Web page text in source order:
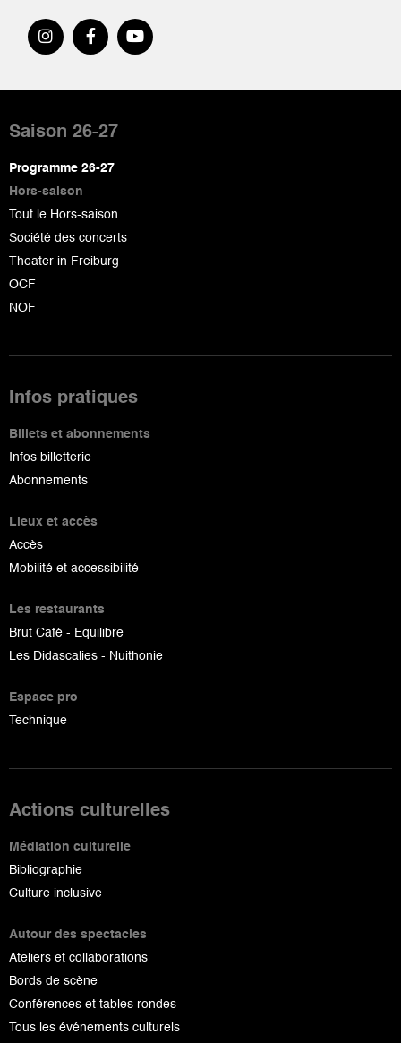
de
page
Saison 26-27
Programme 26-27
Hors-saison
Tout le Hors-saison
Société des concerts
Theater in Freiburg
OCF
NOF
Infos pratiques
Billets et abonnements
Infos billetterie
Abonnements
Lieux et accès
Accès
Mobilité et accessibilité
Les restaurants
Brut Café - Equilibre
Les Didascalies - Nuithonie
Espace pro
Technique
Actions culturelles
Médiation culturelle
Bibliographie
Culture inclusive
Autour des spectacles
Ateliers et collaborations
Bords de scène
Conférences et tables rondes
Tous les événements culturels